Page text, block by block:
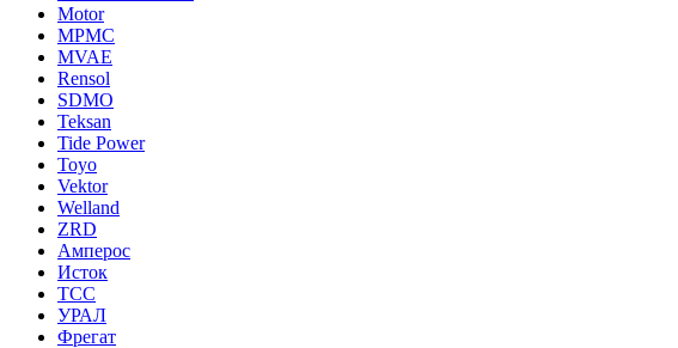
Motor
MPMC
MVAE
Rensol
SDMO
Teksan
Tide Power
Toyo
Vektor
Welland
ZRD
Амперос
Исток
ТСС
УРАЛ
Фрегат